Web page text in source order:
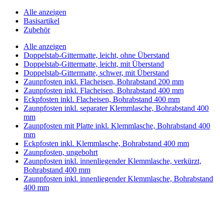
Alle anzeigen
Basisartikel
Zubehör
Alle anzeigen
Doppelstab-Gittermatte, leicht, ohne Überstand
Doppelstab-Gittermatte, leicht, mit Überstand
Doppelstab-Gittermatte, schwer, mit Überstand
Zaunpfosten inkl. Flacheisen, Bohrabstand 200 mm
Zaunpfosten inkl. Flacheisen, Bohrabstand 400 mm
Eckpfosten inkl. Flacheisen, Bohrabstand 400 mm
Zaunpfosten inkl. separater Klemmlasche, Bohrabstand 400
mm
Zaunpfosten mit Platte inkl. Klemmlasche, Bohrabstand 400
mm
Eckpfosten inkl. Klemmlasche, Bohrabstand 400 mm
Zaunpfosten, ungebohrt
Zaunpfosten inkl. innenliegender Klemmlasche, verkürzt,
Bohrabstand 400 mm
Zaunpfosten inkl. innenliegender Klemmlasche, Bohrabstand
400 mm